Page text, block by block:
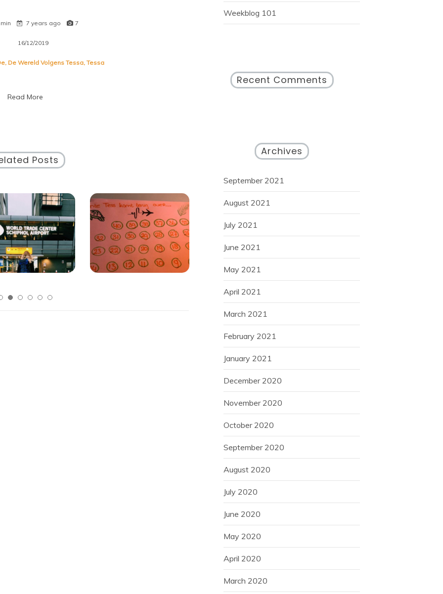
7 years ago 7
16/12/2019
, De Wereld Volgens Tessa, Tessa
Read More
Posts
Weekblog 101
Recent Comments
Archives
September 2021
August 2021
July 2021
June 2021
May 2021
April 2021
March 2021
February 2021
January 2021
December 2020
November 2020
October 2020
September 2020
August 2020
July 2020
June 2020
May 2020
April 2020
March 2020